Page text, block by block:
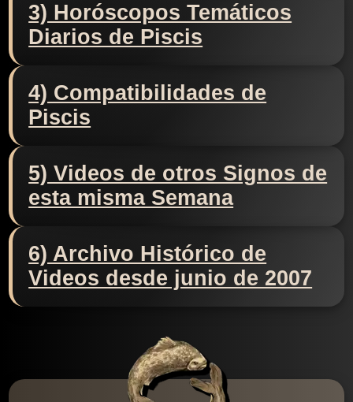
3) Horóscopos Temáticos
Diarios de Piscis
4) Compatibilidades de
Piscis
5) Videos de otros Signos de
esta misma Semana
6) Archivo Histórico de
Videos desde junio de 2007